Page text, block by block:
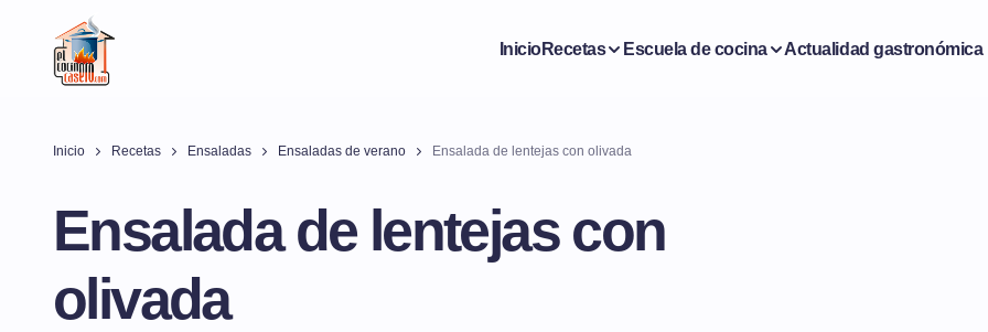
InicioRecetas Escuela de cocina Actualidad gastronómica
Inicio Recetas Ensaladas Ensaladas de verano Ensalada de lentejas con olivada
Ensalada de lentejas con
olivada